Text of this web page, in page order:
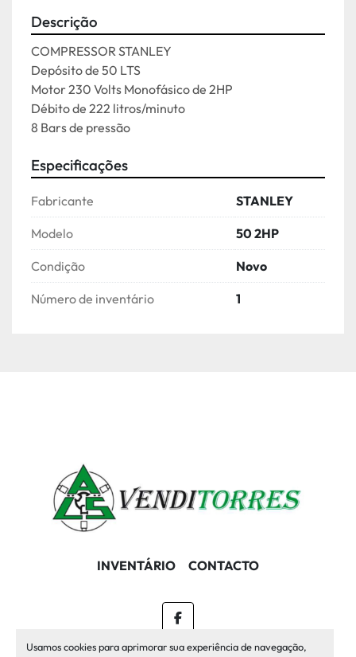
Usamos cookies para aprimorar sua experiência de navegação,
Descrição
COMPRESSOR STANLEY
Depósito de 50 LTS
Motor 230 Volts Monofásico de 2HP
Débito de 222 litros/minuto
8 Bars de pressão
Especificações
Fabricante STANLEY
Modelo 50 2HP
Condição Novo
Número de inventário 1
INVENTÁRIO CONTACTO
facebook